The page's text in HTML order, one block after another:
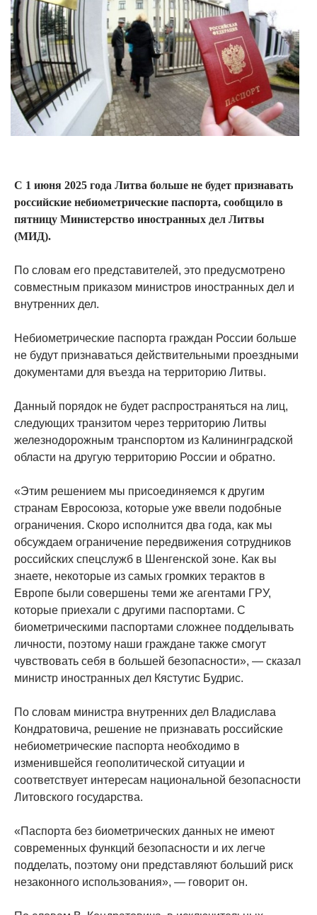
С 1 июня 2025 года Литва больше не будет признавать
российские небиометрические паспорта, сообщило в
пятницу Министерство иностранных дел Литвы
(МИД).
По словам его представителей, это предусмотрено
совместным приказом министров иностранных дел и
внутренних дел.
Небиометрические паспорта граждан России больше
не будут признаваться действительными проездными
документами для въезда на территорию Литвы.
Данный порядок не будет распространяться на лиц,
следующих транзитом через территорию Литвы
железнодорожным транспортом из Калининградской
области на другую территорию России и обратно.
«Этим решением мы присоединяемся к другим
странам Евросоюза, которые уже ввели подобные
ограничения. Скоро исполнится два года, как мы
обсуждаем ограничение передвижения сотрудников
российских спецслужб в Шенгенской зоне. Как вы
знаете, некоторые из самых громких терактов в
Европе были совершены теми же агентами ГРУ,
которые приехали с другими паспортами. С
биометрическими паспортами сложнее подделывать
личности, поэтому наши граждане также смогут
чувствовать себя в большей безопасности», — сказал
министр иностранных дел Кястутис Будрис.
По словам министра внутренних дел Владислава
Кондратовича, решение не признавать российские
небиометрические паспорта необходимо в
изменившейся геополитической ситуации и
соответствует интересам национальной безопасности
Литовского государства.
«Паспорта без биометрических данных не имеют
современных функций безопасности и их легче
подделать, поэтому они представляют больший риск
незаконного использования», — говорит он.